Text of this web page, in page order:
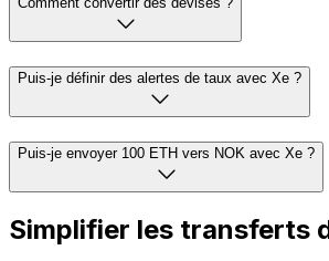
Puis-je définir des alertes de taux avec Xe ?
Puis-je envoyer 100 ETH vers NOK avec Xe ?
Simplifier les transferts